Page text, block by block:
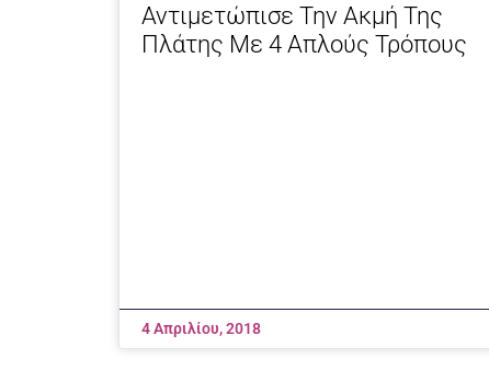
Αντιμετώπισε Την Ακμή Της
Πλάτης Με 4 Απλούς Τρόπους
4 Απριλίου, 2018